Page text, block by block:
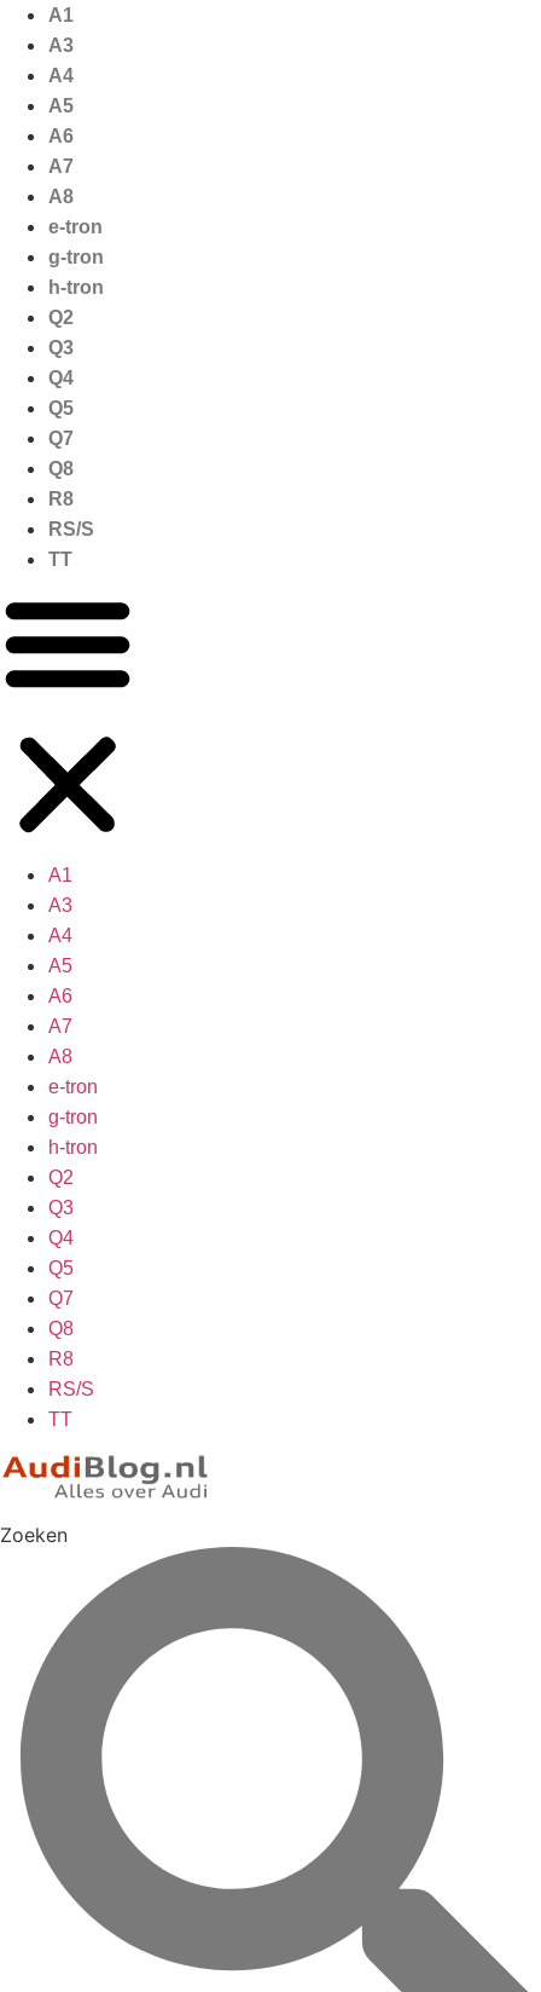
naar
inhoud
A1
A3
A4
A5
A6
A7
A8
e-tron
g-tron
h-tron
Q2
Q3
Q4
Q5
Q7
Q8
R8
RS/S
TT
A1
A3
A4
A5
A6
A7
A8
e-tron
g-tron
h-tron
Q2
Q3
Q4
Q5
Q7
Q8
R8
RS/S
TT
Zoeken